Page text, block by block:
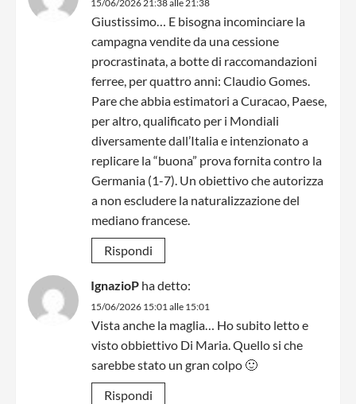
15/06/2026 21:38 alle 21:38
Giustissimo… E bisogna incominciare la
campagna vendite da una cessione
procrastinata, a botte di raccomandazioni
ferree, per quattro anni: Claudio Gomes.
Pare che abbia estimatori a Curacao, Paese,
per altro, qualificato per i Mondiali
diversamente dall’Italia e intenzionato a
replicare la “buona” prova fornita contro la
Germania (1-7). Un obiettivo che autorizza
a non escludere la naturalizzazione del
mediano francese.
Rispondi
IgnazioP ha detto:
15/06/2026 15:01 alle 15:01
Vista anche la maglia… Ho subito letto e
visto obbiettivo Di Maria. Quello si che
sarebbe stato un gran colpo 🙂
Rispondi